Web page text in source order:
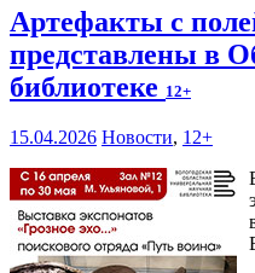
Артефакты с
представлены в
библиотеке 12+
15.04.2026 Новости, 12+